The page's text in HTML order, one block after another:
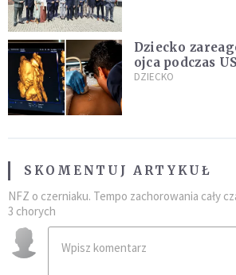
Dziecko
ojca podczas
podbija sieć
DZIECKO
SKOMENTUJ ARTYKUŁ
NFZ o czerniaku. Tempo zachorowania cały
3 chorych